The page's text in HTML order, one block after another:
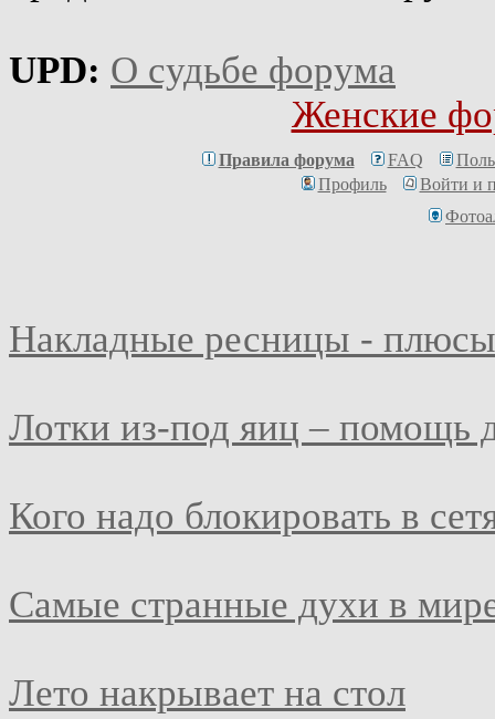
UPD: О судьбе форума
Женские
Правила форума FAQ
Профиль
Войти и
Накладные ресницы -
Лотки из-под яиц – помощь
Кого надо блокировать в
Самые странные духи в
Лето накрывает на стол